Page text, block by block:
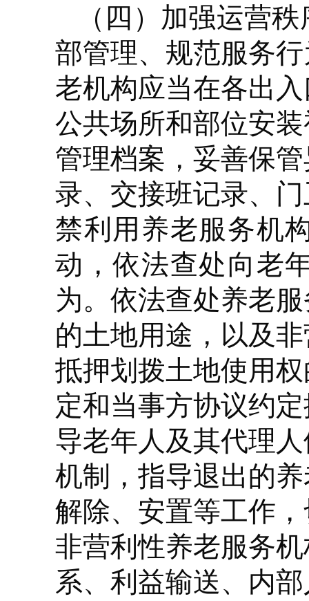
（四）加强运营
部管理、规范服务
老机构应当在各出
公共场所和部位安
管理档案，妥善保
录、交接班记录、
禁利用养老服务机
动，依法查处向老
为。依法查处养老
的土地用途，以及
抵押划拨土地使用
定和当事方协议约
导老年人及其代理
机制，指导退出的
解除、安置等工作
非营利性养老服务
系、利益输送、内